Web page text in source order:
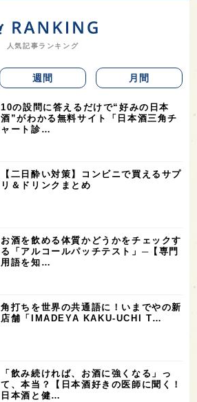
人気記事ランキング
週間 月間
10の設問に答えるだけで“好みの日本
酒”がわかる無料サイト「日本酒三角チ
ャート診…
【二日酔い対策】コンビニで買えるサプ
リ＆ドリンクまとめ
お酒を飲める体質かどうかをチェックす
る「アルコールパッチテスト」─【専門
用語を知…
角打ちを世界の共通語に！いまでやの新
店舗「IMADEYA KAKU-UCHI T…
「飲み続ければ、お酒に強くなる」っ
て、本当？【日本酒好きの医師に聞く！
日本酒と健…